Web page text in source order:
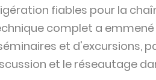
fiables pour la
complet a emmené
et d'excursions,
et le réseautage